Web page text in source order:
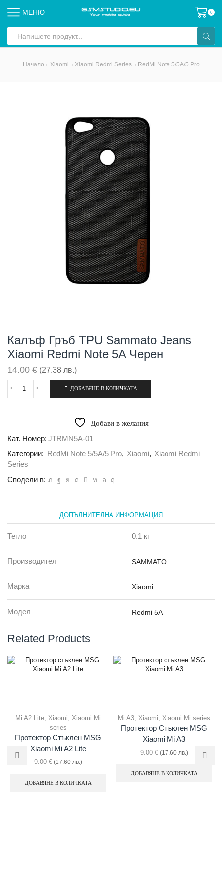
МЕНЮ 0
input
Начало Xiaomi Xiaomi Redmi Series RedMi Note 5/5A/5 Pro
Калъф Гръб TPU Sammato Jeans
Xiaomi Redmi Note 5A Черен
14.00 € (27.38 лв.)
количество
Sammato
Xiaomi
Redmi
5A
ДОБАВЯНЕ В КОЛИЧКАТА
Добави в желания
Кат. Номер: JTRMN5A-01
Категории:
RedMi Note 5/5A/5 Pro, Xiaomi, Xiaomi Redmi
Series
Сподели в:
ДОПЪЛНИТЕЛНА ИНФОРМАЦИЯ
Тегло 0.1 кг
Производител SAMMATO
Марка Xiaomi
Модел Redmi 5A
Related Products
Mi A2 Lite Xiaomi
Xiaomi Mi
series
Протектор Стъклен MSG
Xiaomi Mi A2 Lite
9.00 €(17.60 лв.)
ДОБАВЯНЕ В КОЛИЧКАТА
Mi A3 Xiaomi Xiaomi Mi series
Протектор Стъклен MSG
Xiaomi Mi A3
9.00 €(17.60 лв.)
ДОБАВЯНЕ В КОЛИЧКАТА